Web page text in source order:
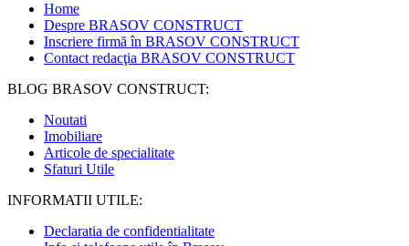
Home
Despre BRASOV CONSTRUCT
Inscriere firmă în BRASOV CONSTRUCT
Contact redacţia BRASOV CONSTRUCT
BLOG BRASOV CONSTRUCT:
Noutati
Imobiliare
Articole de specialitate
Sfaturi Utile
INFORMATII UTILE:
Declaratia de confidentialitate